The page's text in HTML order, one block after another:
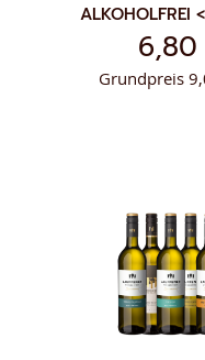
ALKOHOLFREI
Grundpreis